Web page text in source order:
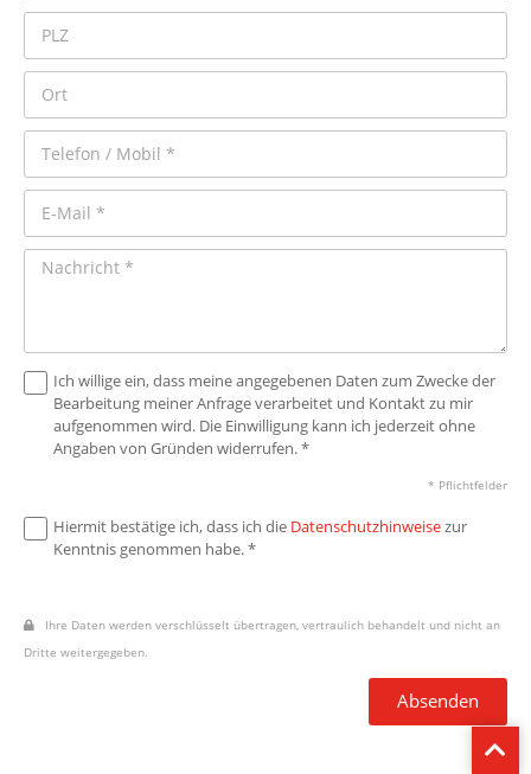
Ich willige ein, dass meine angegebenen Daten zum Zwecke der
Bearbeitung meiner Anfrage verarbeitet und Kontakt zu mir
aufgenommen wird. Die Einwilligung kann ich jederzeit ohne
Angaben von Gründen widerrufen. *
* Pflichtfelder
Hiermit bestätige ich, dass ich die Datenschutzhinweisezur
Kenntnis genommen habe. *
Ihre Daten werden verschlüsselt übertragen, vertraulich behandelt und nicht an
Dritte weitergegeben.
Absenden